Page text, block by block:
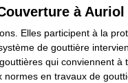
à Auriol
Elles participent à la
de gouttière
qui conviennent à
en travaux de